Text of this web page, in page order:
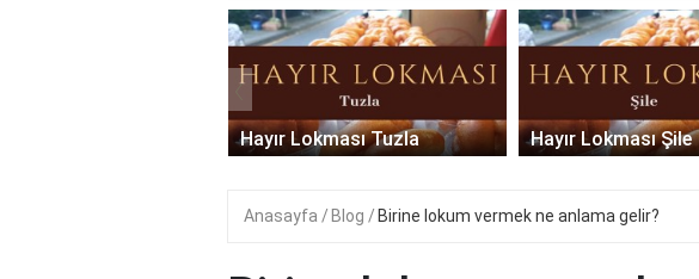
Hayır Lokması Tuzla Hayır Lokması Şile
‹
Anasayfa Blog Birine lokum vermek ne anlama gelir?